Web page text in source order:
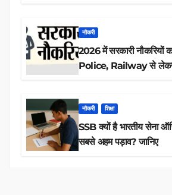
नौकरी
2026 में सरकारी नौकरियों
Police, Railway से
नौकरी शिक्षा
SSB क्यों है भारतीय सेना
सबसे अहम पड़ाव? जानिए